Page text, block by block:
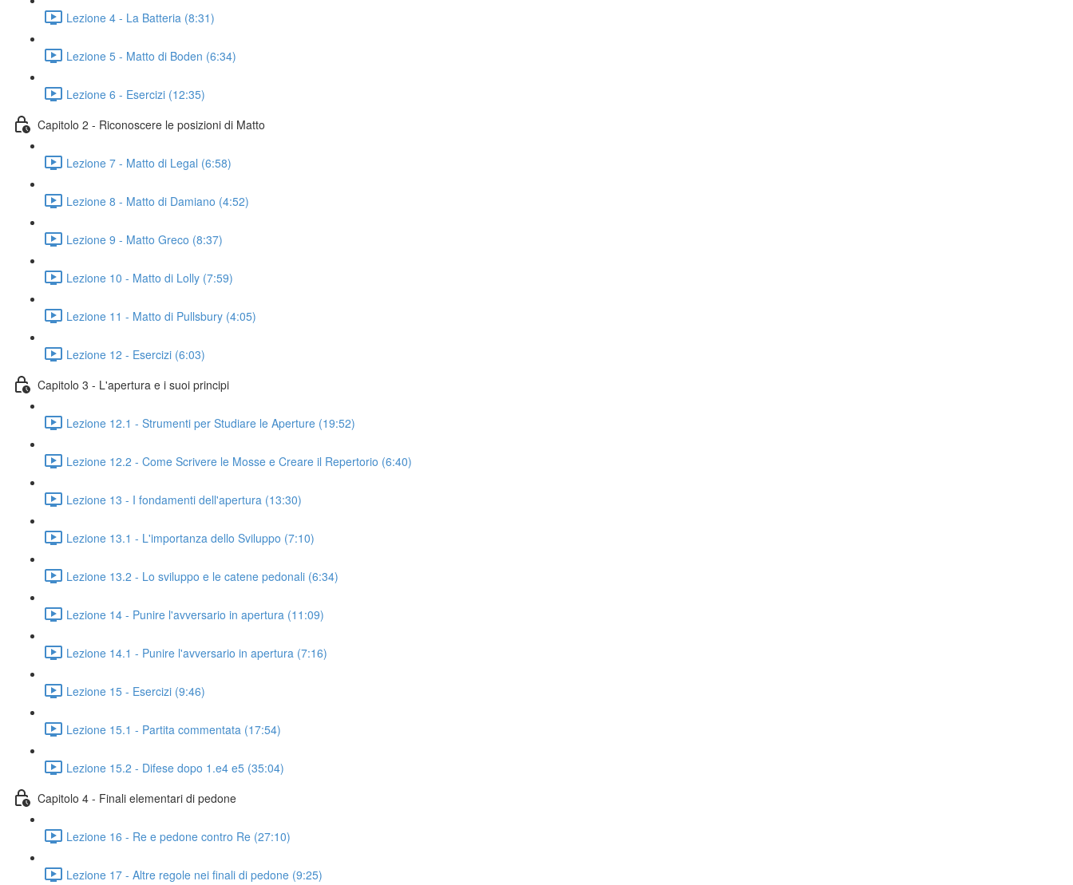
Lezione 4 - La Batteria (8:31)
Lezione 5 - Matto di Boden (6:34)
Lezione 6 - Esercizi (12:35)
Capitolo 2 - Riconoscere le posizioni di Matto
Lezione 7 - Matto di Legal (6:58)
Lezione 8 - Matto di Damiano (4:52)
Lezione 9 - Matto Greco (8:37)
Lezione 10 - Matto di Lolly (7:59)
Lezione 11 - Matto di Pullsbury (4:05)
Lezione 12 - Esercizi (6:03)
Capitolo 3 - L'apertura e i suoi principi
Lezione 12.1 - Strumenti per Studiare le Aperture (19:52)
Lezione 12.2 - Come Scrivere le Mosse e Creare il Repertorio (6:40)
Lezione 13 - I fondamenti dell'apertura (13:30)
Lezione 13.1 - L'importanza dello Sviluppo (7:10)
Lezione 13.2 - Lo sviluppo e le catene pedonali (6:34)
Lezione 14 - Punire l'avversario in apertura (11:09)
Lezione 14.1 - Punire l'avversario in apertura (7:16)
Lezione 15 - Esercizi (9:46)
Lezione 15.1 - Partita commentata (17:54)
Lezione 15.2 - Difese dopo 1.e4 e5 (35:04)
Capitolo 4 - Finali elementari di pedone
Lezione 16 - Re e pedone contro Re (27:10)
Lezione 17 - Altre regole nei finali di pedone (9:25)